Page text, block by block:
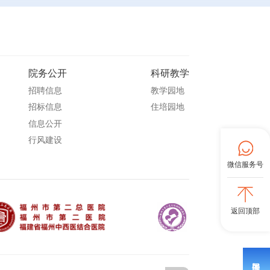
院务公开
招聘信息
招标信息
信息公开
行风建设
科研教学
教学园地
住培园地
微信服务号
返回顶部